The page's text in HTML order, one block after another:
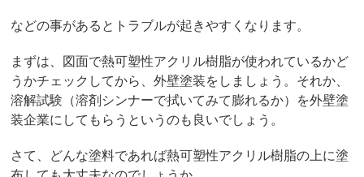
などの事があるとトラブルが起きやすくなります。
まずは、図面で熱可塑性アクリル樹脂が使われているかど
うかチェックしてから、外壁塗装をしましょう。それか、
溶解試験（溶剤シンナーで拭いてみて膨れるか）を外壁塗
装企業にしてもらうというのも良いでしょう。
さて、どんな塗料であれば熱可塑性アクリル樹脂の上に塗